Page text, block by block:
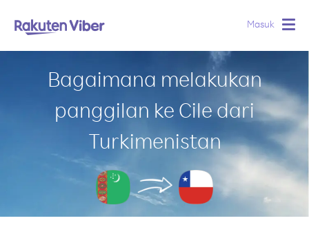
Masuk
Bagaimana melakukan
panggilan ke Cile dari
Turkimenistan